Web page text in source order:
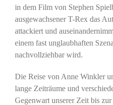
in dem Film von Stephen
ausgewachsener T-Rex das
attackiert und
einem fast unglaubhaften
nachvollziehbar wird.
Die Reise von Anne Winkler
lange Zeiträume und
Gegenwart unserer Zeit bis